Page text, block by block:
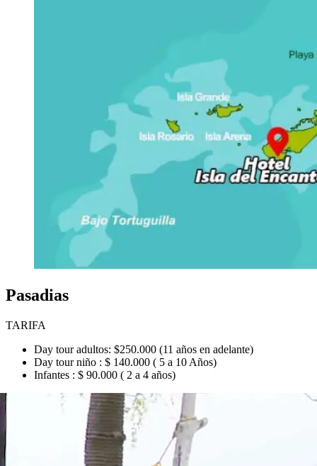
Pasadias
TARIFA
Day tour adultos: $250.000 (11 años en adelante)
Day tour niño : $ 140.000 ( 5 a 10 Años)
Infantes : $ 90.000 ( 2 a 4 años)